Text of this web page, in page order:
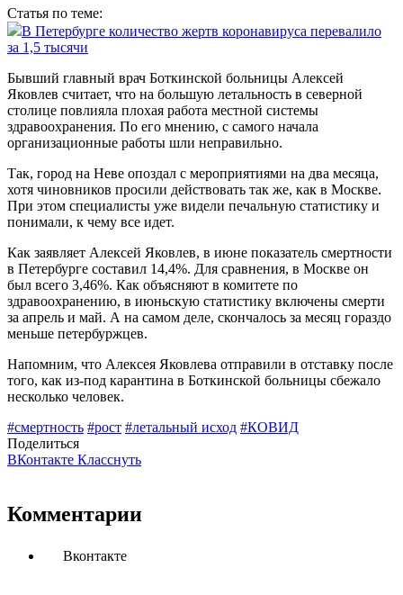
Статья по теме:
В Петербурге количество жертв коронавируса перевалило
за 1,5 тысячи
Бывший главный врач Боткинской больницы Алексей
Яковлев считает, что на большую летальность в северной
столице повлияла плохая работа местной системы
здравоохранения. По его мнению, с самого начала
организационные работы шли неправильно.
Так, город на Неве опоздал с мероприятиями на два месяца,
хотя чиновников просили действовать так же, как в Москве.
При этом специалисты уже видели печальную статистику и
понимали, к чему все идет.
Как заявляет Алексей Яковлев, в июне показатель смертности
в Петербурге составил 14,4%. Для сравнения, в Москве он
был всего 3,46%. Как объясняют в комитете по
здравоохранению, в июньскую статистику включены смерти
за апрель и май. А на самом деле, скончалось за месяц гораздо
меньше петербуржцев.
Напомним, что Алексея Яковлева отправили в отставку после
того, как из-под карантина в Боткинской больницы сбежало
несколько человек.
#смертность #рост #летальный исход #КОВИД
Поделиться
ВКонтакте Класснуть
Комментарии
Вконтакте